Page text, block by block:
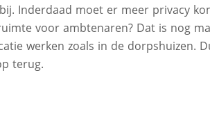
Inderdaad moet er meer privacy
voor ambtenaren? Dat is nog
werken zoals in de dorpshuizen.
terug.